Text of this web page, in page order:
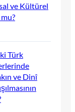
ve Kültürel
Türk
ve Dinî